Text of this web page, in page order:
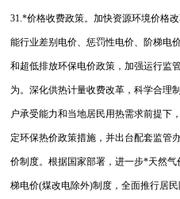
31.*价格收费政策。加快资源环境价格
能行业差别电价、惩罚性电价、阶梯电
和超低排放环保电价政策，加强运行监
为。深化供热计量收费改革，科学合理
户承受能力和当地居民用热需求前提下
定环保热价政策措施，并出台配套监管
价制度。根据国家部署，进一步*天然
梯电价(煤改电除外)制度，全面推行居